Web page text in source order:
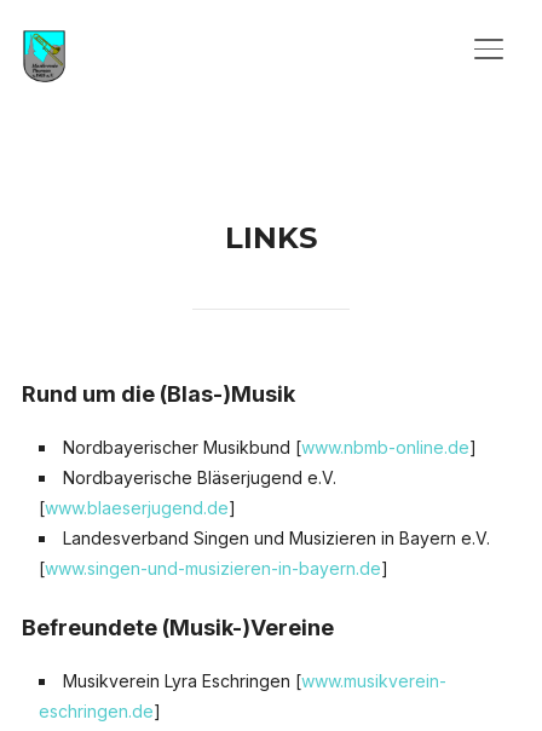
LINKS
Rund um die (Blas-)Musik
Nordbayerischer Musikbund [www.nbmb-online.de]
Nordbayerische Bläserjugend e.V.
[www.blaeserjugend.de]
Landesverband Singen und Musizieren in Bayern e.V.
[www.singen-und-musizieren-in-bayern.de]
Befreundete (Musik-)Vereine
Musikverein Lyra Eschringen [www.musikverein-
eschringen.de]